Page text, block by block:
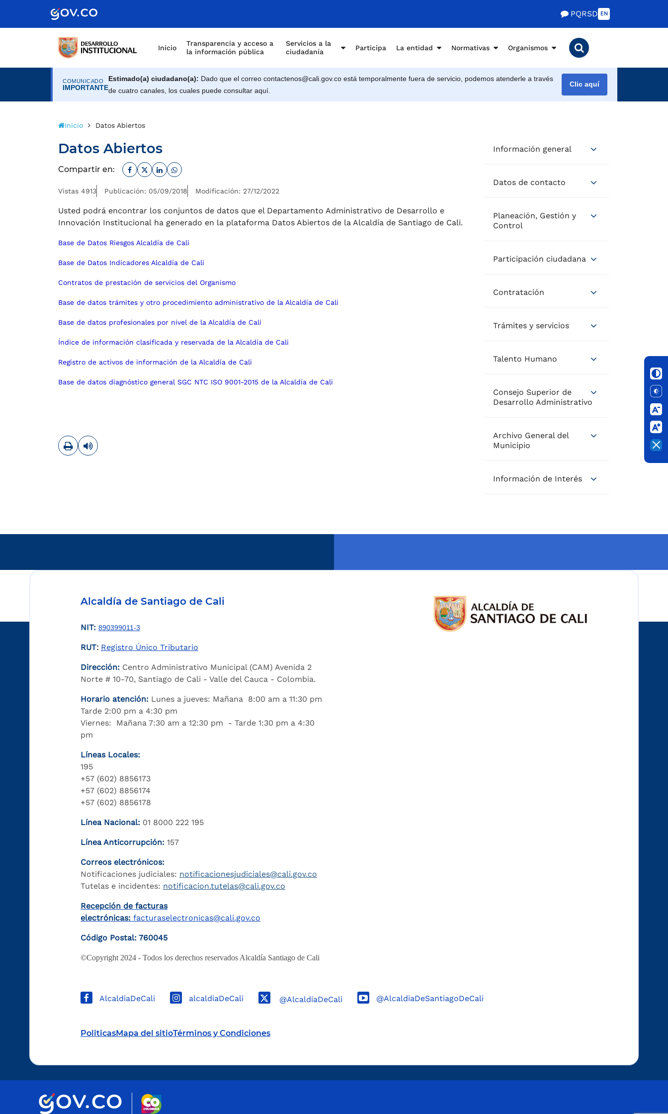
de Gobierno PQRSD EN
Inicio
Transparencia y acceso a
la información pública
Servicios a la
ciudadanía
Participa La entidad Normativas Organismos
COMUNICADO
IMPORTANTE
Estimado(a) ciudadano(a): Dado que el correo contactenos@cali.gov.co está temporalmente fuera de servicio, podemos atenderle a través
de cuatro canales, los cuales puede consultar aquí.
Clic aquí
Inicio Datos Abiertos
Datos Abiertos
Compartir en: Facebook
TwitterLinkedinWhatsapp
Vistas 4913 Publicación: 05/09/2018 Modificación: 27/12/2022
Usted podrá encontrar los conjuntos de datos que el Departamento Administrativo de Desarrollo e
Innovación Institucional ha generado en la plataforma Datos Abiertos de la Alcaldía de Santiago de Cali.
Base de Datos Riesgos Alcaldía de Cali
Base de Datos Indicadores Alcaldía de Cali
Contratos de prestación de servicios del Organismo
Base de datos trámites y otro procedimiento administrativo de la Alcaldía de Cali
Base de datos profesionales por nivel de la Alcaldía de Cali
Índice de información clasificada y reservada de la Alcaldía de Cali
Registro de activos de información de la Alcaldía de Cali
Base de datos diagnóstico general SGC NTC ISO 9001-2015 de la Alcaldía de Cali
ImprimirLeer contenido
Información general
Datos de contacto
Planeación, Gestión y
Control
Participación ciudadana
Contratación
Trámites y servicios
Talento Humano
Consejo Superior de
Desarrollo Administrativo
Archivo General del
Municipio
Información de Interés
Alcaldía de Santiago de Cali
NIT: 890399011-3
RUT: Registro Único Tributario
Dirección: Centro Administrativo Municipal (CAM) Avenida 2
Norte # 10-70, Santiago de Cali - Valle del Cauca - Colombia.
Horario atención: Lunes a jueves: Mañana 8:00 am a 11:30 pm
Tarde 2:00 pm a 4:30 pm
Viernes: Mañana 7:30 am a 12:30 pm - Tarde 1:30 pm a 4:30
pm
Líneas Locales:
195
+57 (602) 8856173
+57 (602) 8856174
+57 (602) 8856178
Línea Nacional: 01 8000 222 195
Línea Anticorrupción: 157
Correos electrónicos:
Notificaciones judiciales: notificacionesjudiciales@cali.gov.co
Tutelas e incidentes: notificacion.tutelas@cali.gov.co
Recepción de facturas
electrónicas: facturaselectronicas@cali.gov.co
Código Postal: 760045
©Copyright 2024 - Todos los derechos reservados Alcaldía Santiago de Cali
AlcaldiaDeCali alcaldiaDeCali @AlcaldiaDeCali @AlcaldiaDeSantiagoDeCali
PoliticasMapa del sitioTérminos y Condiciones